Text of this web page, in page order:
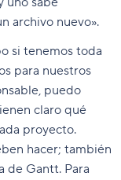
archivo nuevo».
si tenemos toda
para nuestros
puedo
claro qué
proyecto.
hacer; también
de Gantt. Para